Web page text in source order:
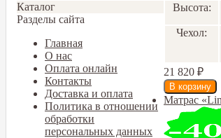
Каталог
Разделы сайта
Главная
О нас
Оплата онлайн
Контакты
Доставка и оплата
Политика в отношении
обработки
персональных данных
Высота:
Чехол:
21 820 ₽
Матрас